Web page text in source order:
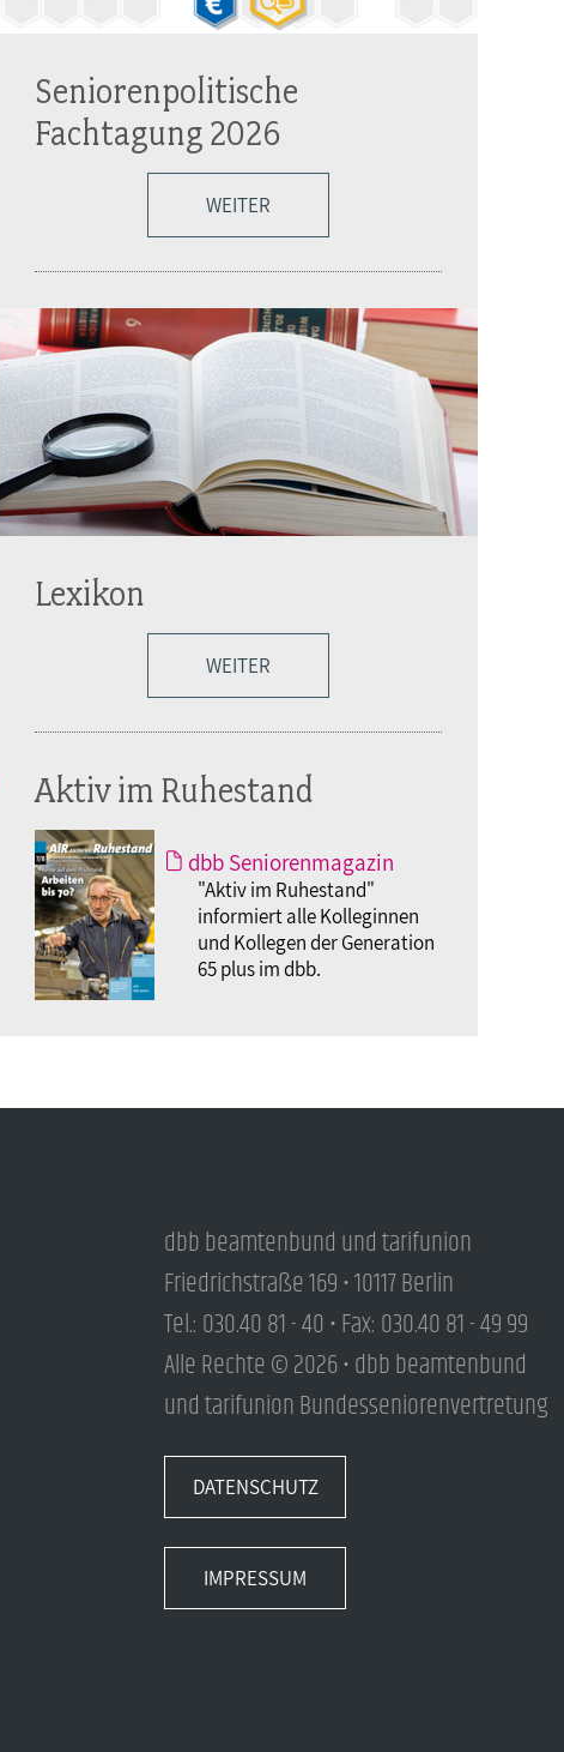
Seniorenpolitische
Fachtagung 2026
WEITER
Lexikon
WEITER
Aktiv im Ruhestand
dbb Seniorenmagazin
"Aktiv im Ruhestand"
informiert alle Kolleginnen
und Kollegen der Generation
65 plus im dbb.
dbb beamtenbund und tarifunion
Friedrichstraße 169 • 10117 Berlin
Tel.: 030.40 81 - 40 • Fax: 030.40 81 - 49 99
Alle Rechte © 2026 • dbb beamtenbund
und tarifunion Bundesseniorenvertretung
DATENSCHUTZ
IMPRESSUM